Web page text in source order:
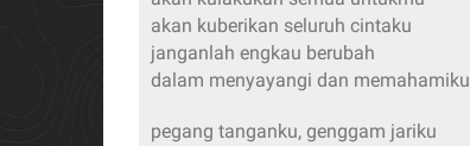
akan kuberikan seluruh cintaku
janganlah engkau berubah
dalam menyayangi dan memahamiku
pegang tanganku, genggam jariku